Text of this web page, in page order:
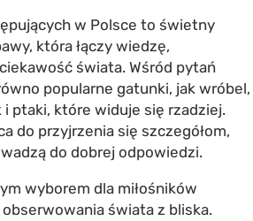
w Polsce to świetny
która łączy wiedzę,
świata. Wśród pytań
popularne gatunki, jak wróbel,
i ptaki, które widuje się rzadziej.
do przyjrzenia się szczegółom,
do dobrej odpowiedzi.
wyborem dla miłośników
świata z bliska.